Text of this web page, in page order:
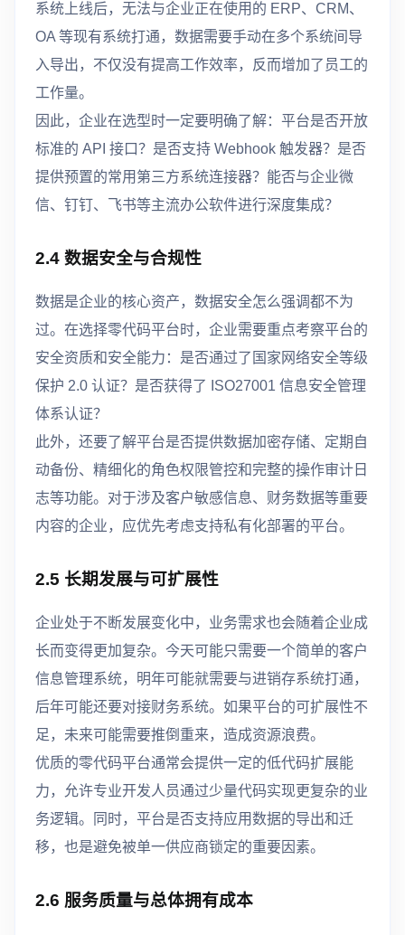
系统上线后，无法与企业正在使用的 ERP、CRM、
OA 等现有系统打通，数据需要手动在多个系统间导
入导出，不仅没有提高工作效率，反而增加了员工的
工作量。
因此，企业在选型时一定要明确了解：平台是否开放
标准的 API 接口？是否支持 Webhook 触发器？是否
提供预置的常用第三方系统连接器？能否与企业微
信、钉钉、飞书等主流办公软件进行深度集成？
2.4 数据安全与合规性
数据是企业的核心资产，数据安全怎么强调都不为
过。在选择零代码平台时，企业需要重点考察平台的
安全资质和安全能力：是否通过了国家网络安全等级
保护 2.0 认证？是否获得了 ISO27001 信息安全管理
体系认证？
此外，还要了解平台是否提供数据加密存储、定期自
动备份、精细化的角色权限管控和完整的操作审计日
志等功能。对于涉及客户敏感信息、财务数据等重要
内容的企业，应优先考虑支持私有化部署的平台。
2.5 长期发展与可扩展性
企业处于不断发展变化中，业务需求也会随着企业成
长而变得更加复杂。今天可能只需要一个简单的客户
信息管理系统，明年可能就需要与进销存系统打通，
后年可能还要对接财务系统。如果平台的可扩展性不
足，未来可能需要推倒重来，造成资源浪费。
优质的零代码平台通常会提供一定的低代码扩展能
力，允许专业开发人员通过少量代码实现更复杂的业
务逻辑。同时，平台是否支持应用数据的导出和迁
移，也是避免被单一供应商锁定的重要因素。
2.6 服务质量与总体拥有成本